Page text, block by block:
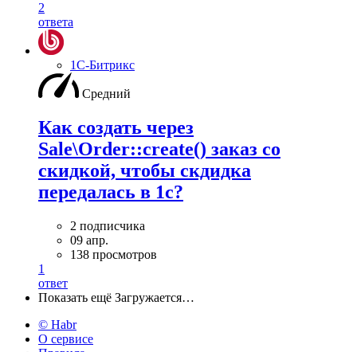
2
ответа
1С-Битрикс
Средний
Как создать через
Sale\Order::create() заказ со
скидкой, чтобы скдидка
передалась в 1с?
2 подписчика
09 апр.
138 просмотров
1
ответ
Показать ещё Загружается…
© Habr
О сервисе